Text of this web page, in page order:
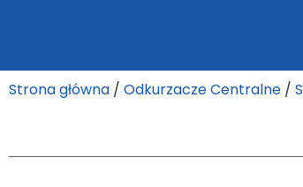
Strona główna / Odkurzacze Centralne /